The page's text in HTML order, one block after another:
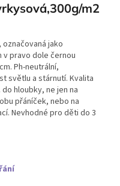
m2
jako
pravo dole černou
Ph-neutrální,
světlu a stárnutí. Kvalita
hloubky, ne jen na
přáníček, nebo na
Nevhodné pro děti do 3